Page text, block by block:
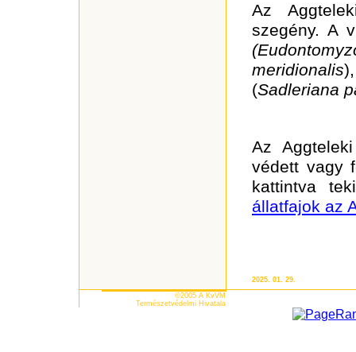
Az
szegény. A
meridionalis
(Sadleriana
Az
védett vagy
kattintva
állatfajok az
2025. 01. 29.
©2005 A KvVM
Természetvédelmi Hivatala